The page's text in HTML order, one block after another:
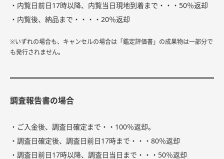
・内覧日前日17時以降、内覧当日現地到着まで・・・50％返却
・内覧後、納品まで・・・・20％返却
※いずれの場合も、キャンセルの場合は「鑑定評価書」の成果物は一部分で
も発行されません。
調査報告書の場合
・ご入金後、調査日確定まで・・100％返却。
・調査日確定後、調査日前日17時まで・・・80％返却
・調査日前日17時以降、調査日当日まで・・・50％返却